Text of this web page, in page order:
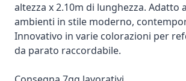
altezza x 2.10m di lunghezza. Adatto
ambienti in stile moderno,
Innovativo in varie colorazioni per
da parato raccordabile.